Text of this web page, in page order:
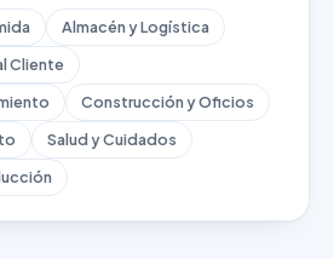
Almacén y Logística
Cliente
Construcción y Oficios
Salud y Cuidados